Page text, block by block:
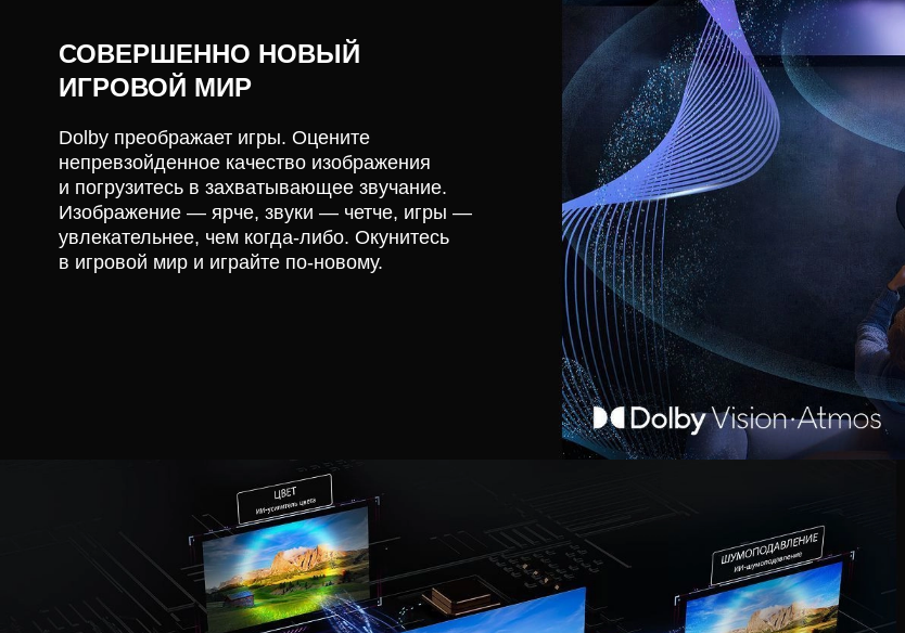
СОВЕРШЕННО НОВЫЙ
ИГРОВОЙ МИР
Dolby преображает игры. Оцените
непревзойденное качество изображения
и погрузитесь в захватывающее звучание.
Изображение — ярче, звуки — четче, игры —
увлекательнее, чем когда-либо. Окунитесь
в игровой мир и играйте по-новому.